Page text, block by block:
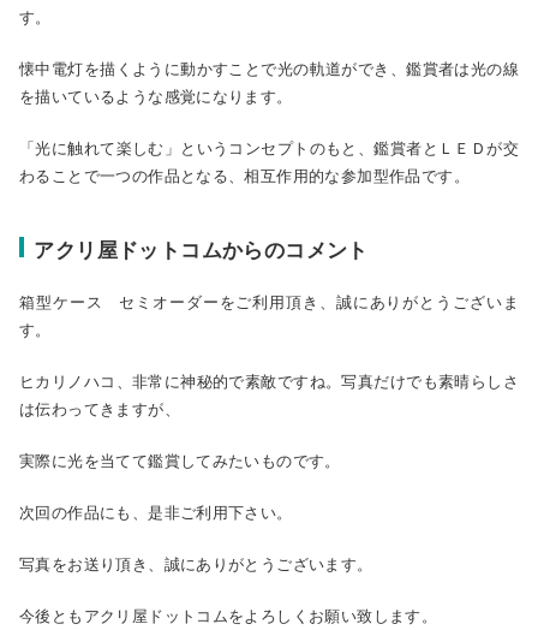
す。
懐中電灯を描くように動かすことで光の軌道ができ、鑑賞者は光の線
を描いているような感覚になります。
「光に触れて楽しむ」というコンセプトのもと、鑑賞者とＬＥＤが交
わることで一つの作品となる、相互作用的な参加型作品です。
アクリ屋ドットコムからのコメント
箱型ケース セミオーダーをご利用頂き、誠にありがとうございま
す。
ヒカリノハコ、非常に神秘的で素敵ですね。写真だけでも素晴らしさ
は伝わってきますが、
実際に光を当てて鑑賞してみたいものです。
次回の作品にも、是非ご利用下さい。
写真をお送り頂き、誠にありがとうございます。
今後ともアクリ屋ドットコムをよろしくお願い致します。